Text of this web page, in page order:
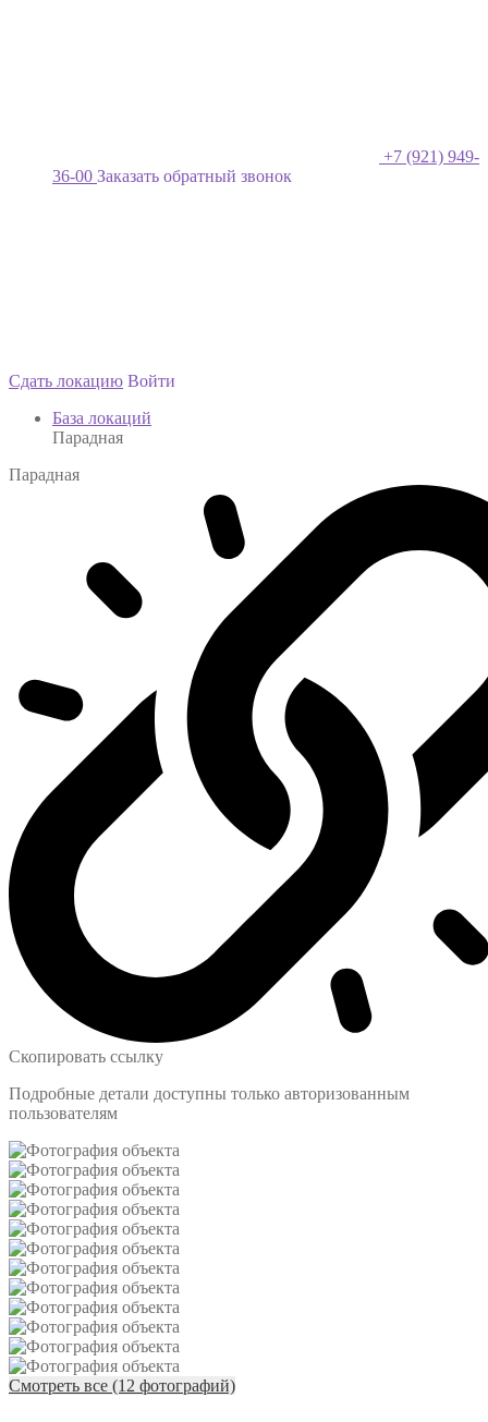
+7 (921) 949-
36-00 Заказать обратный звонок
Сдать локацию Войти
База локаций
Парадная
Парадная
Скопировать ссылку
Подробные детали доступны только авторизованным
пользователям
Смотреть все (12 фотографий)